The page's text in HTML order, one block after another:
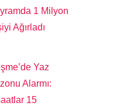
1 Milyon
Ağırladı
Yaz
Alarmı:
15